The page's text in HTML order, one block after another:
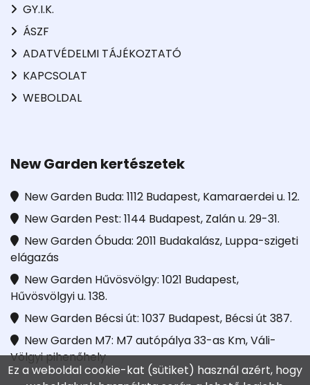
GY.I.K.
ÁSZF
ADATVÉDELMI TÁJÉKOZTATÓ
KAPCSOLAT
WEBOLDAL
New Garden kertészetek
New Garden Buda: 1112 Budapest, Kamaraerdei u. 12.
New Garden Pest: 1144 Budapest, Zalán u. 29-31.
New Garden Óbuda: 2011 Budakalász, Luppa-szigeti
elágazás
New Garden Hűvösvölgy: 1021 Budapest,
Hűvösvölgyi u. 138.
New Garden Bécsi út: 1037 Budapest, Bécsi út 387.
New Garden M7: M7 autópálya 33-as Km, Váli-
Völgyi pihenőhely
Ez a weboldal cookie-kat (sütiket) használ azért, hogy